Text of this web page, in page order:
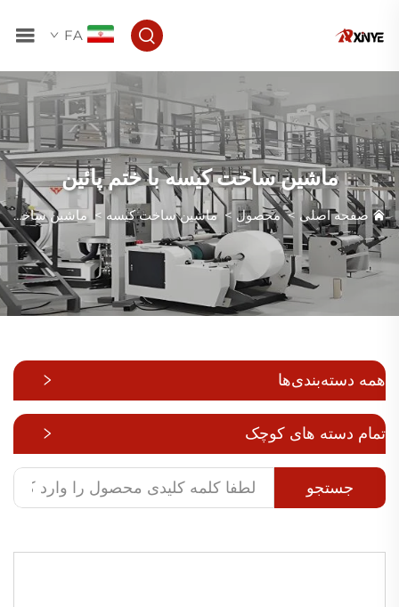
FA
ماشین ساخت کیسه با ختم پائین
صفحه اصلی >محصول >ماشین ساخت کیسه >ماشین ساخت کیسه با ختم پائین
همه دسته‌بندی‌ها
تمام دسته های کوچک
جستجو